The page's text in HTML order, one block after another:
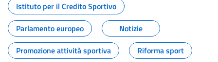
Istituto per il Credito Sportivo
Parlamento europeo
Notizie
Promozione attività sportiva
Riforma sport